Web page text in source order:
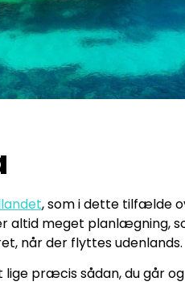
, som i dette tilfælde
altid meget planlægning,
når der flyttes udenlands.
præcis sådan, du går